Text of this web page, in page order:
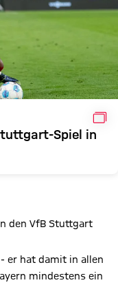
Spiel in
den VfB Stuttgart
er hat damit in allen
mindestens ein